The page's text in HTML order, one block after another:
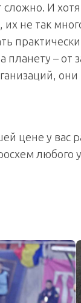
И
не так
– от
они
цене у вас
любого